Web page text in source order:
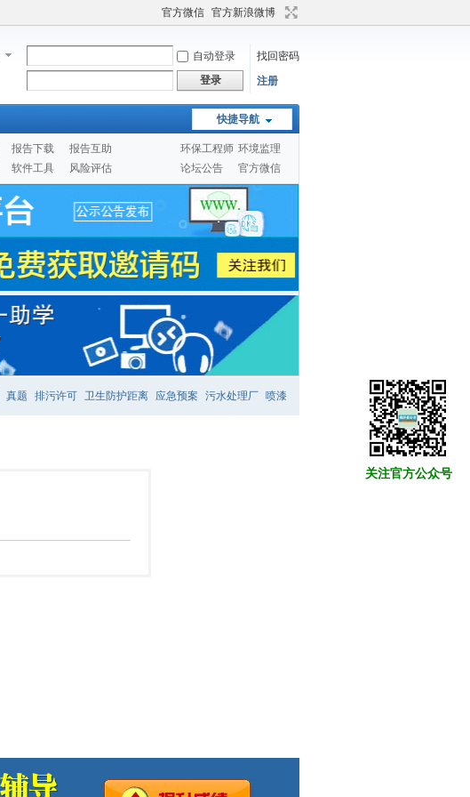
官方微信 官方新浪微博
自动登录
找回密码
登录 注册
快捷导航
报告下载
报告互助
软件工具 风险评估
环保工程师 环境监理
论坛公告
官方微信
真题 排污许可 卫生防护距离 应急预案 污水处理厂 喷漆
关注官方公众号